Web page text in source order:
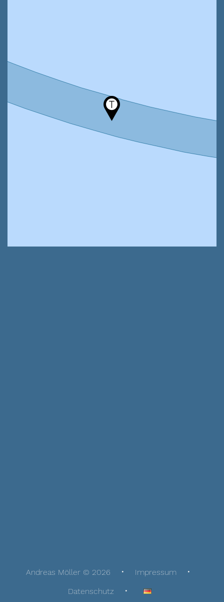
Andreas Möller © 2026
Impressum
Datenschutz